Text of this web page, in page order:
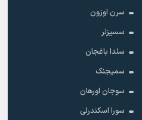
سرن اوزون
سسیزلر
سلدا باغجان
سمیجنک
سوجان اورهان
سورا اسکندرلی